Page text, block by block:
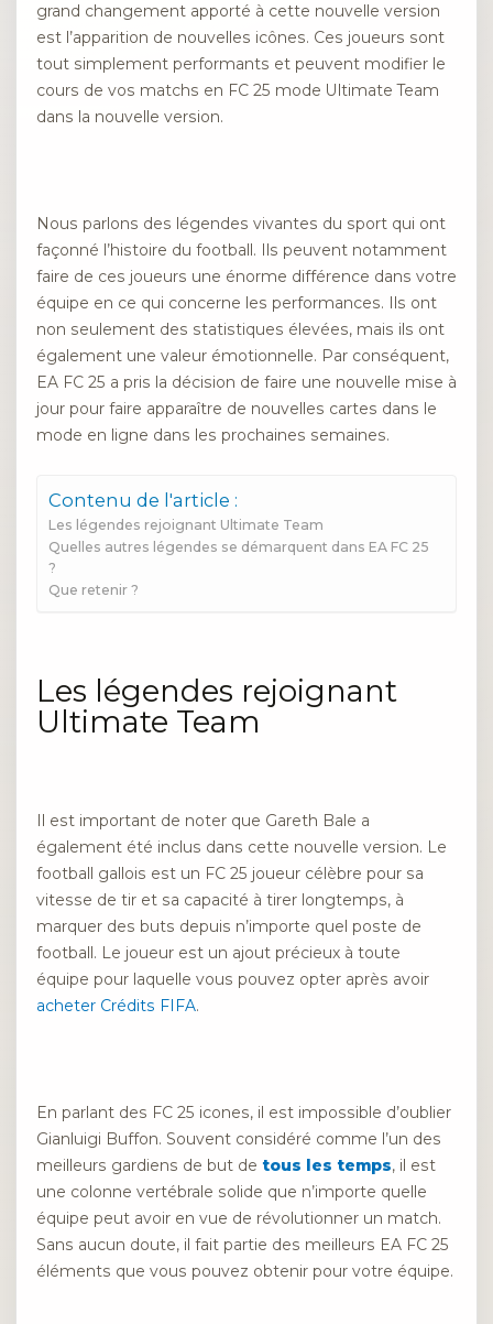
grand changement apporté à cette nouvelle version
est l’apparition de nouvelles icônes. Ces joueurs sont
tout simplement performants et peuvent modifier le
cours de vos matchs en FC 25 mode Ultimate Team
dans la nouvelle version.
Nous parlons des légendes vivantes du sport qui ont
façonné l’histoire du football. Ils peuvent notamment
faire de ces joueurs une énorme différence dans votre
équipe en ce qui concerne les performances. Ils ont
non seulement des statistiques élevées, mais ils ont
également une valeur émotionnelle. Par conséquent,
EA FC 25 a pris la décision de faire une nouvelle mise à
jour pour faire apparaître de nouvelles cartes dans le
mode en ligne dans les prochaines semaines.
Contenu de l'article :
Les légendes rejoignant Ultimate Team
Quelles autres légendes se démarquent dans EA FC 25
?
Que retenir ?
Les légendes rejoignant
Ultimate Team
Il est important de noter que Gareth Bale a
également été inclus dans cette nouvelle version. Le
football gallois est un FC 25 joueur célèbre pour sa
vitesse de tir et sa capacité à tirer longtemps, à
marquer des buts depuis n’importe quel poste de
football. Le joueur est un ajout précieux à toute
équipe pour laquelle vous pouvez opter après avoir
acheter Crédits FIFA.
En parlant des FC 25 icones, il est impossible d’oublier
Gianluigi Buffon. Souvent considéré comme l’un des
meilleurs gardiens de but de tous les temps, il est
une colonne vertébrale solide que n’importe quelle
équipe peut avoir en vue de révolutionner un match.
Sans aucun doute, il fait partie des meilleurs EA FC 25
éléments que vous pouvez obtenir pour votre équipe.